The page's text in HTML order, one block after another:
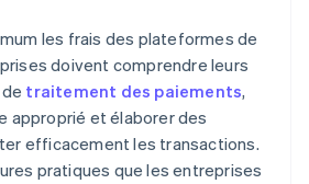
les frais des plateformes de
doivent comprendre leurs
traitement des paiements,
approprié et élaborer des
efficacement les transactions.
pratiques que les entreprises